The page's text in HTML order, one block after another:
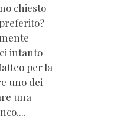
chiesto
intanto
per la
uno dei
una